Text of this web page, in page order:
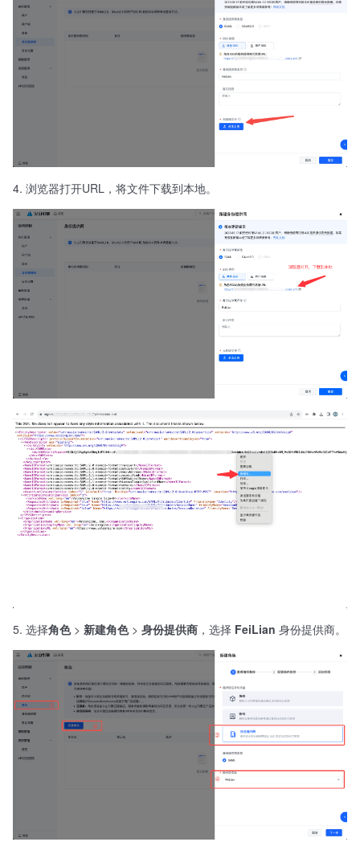
浏览器打开URL，将文件下载到本地。
选择角色> 新建角色> 身份提供商 ，选择 FeiLian 身份提供商。